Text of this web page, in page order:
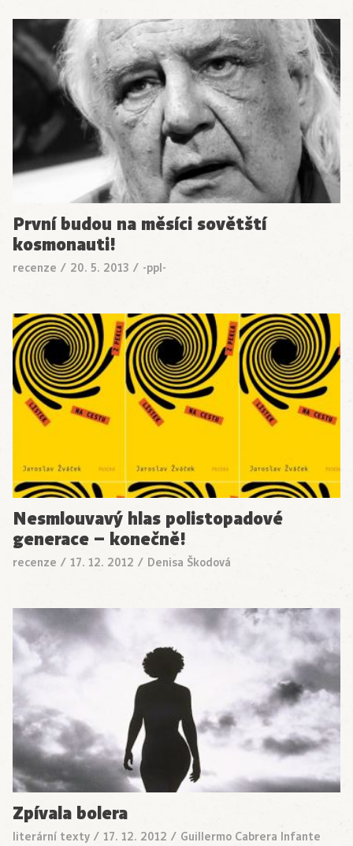
První budou na měsíci sovětští
kosmonauti!
recenze / 20. 5. 2013 / -ppl-
Nesmlouvavý hlas polistopadové
generace – konečně!
recenze / 17. 12. 2012 / Denisa Škodová
Zpívala bolera
literární texty / 17. 12. 2012 / Guillermo Cabrera Infante